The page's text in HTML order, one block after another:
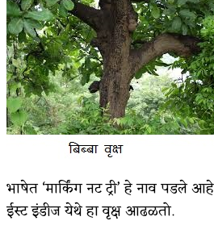
भाषेत ‘मार्किंग नट ट्री’ हे नाव पडले
ईस्ट इंडीज येथे हा वृक्ष आढळतो.